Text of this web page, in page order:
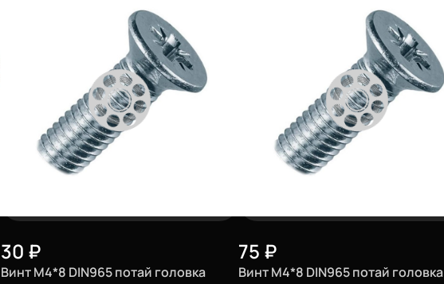
30 ₽
Винт М4*8 DIN965 потай головка
75 ₽
Винт М4*8 DIN965 потай головка